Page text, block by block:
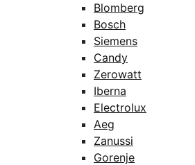
Blomberg
Bosch
Siemens
Candy
Zerowatt
Iberna
Electrolux
Aeg
Zanussi
Gorenje